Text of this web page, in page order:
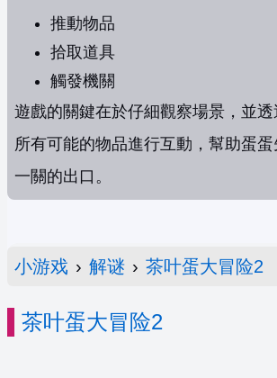
推動物品
拾取道具
觸發機關
遊戲的關鍵在於仔細觀察場景，並
所有可能的物品進行互動，幫助蛋
一關的出口。
小游戏 › 解谜 › 茶叶蛋大冒险2
茶叶蛋大冒险2